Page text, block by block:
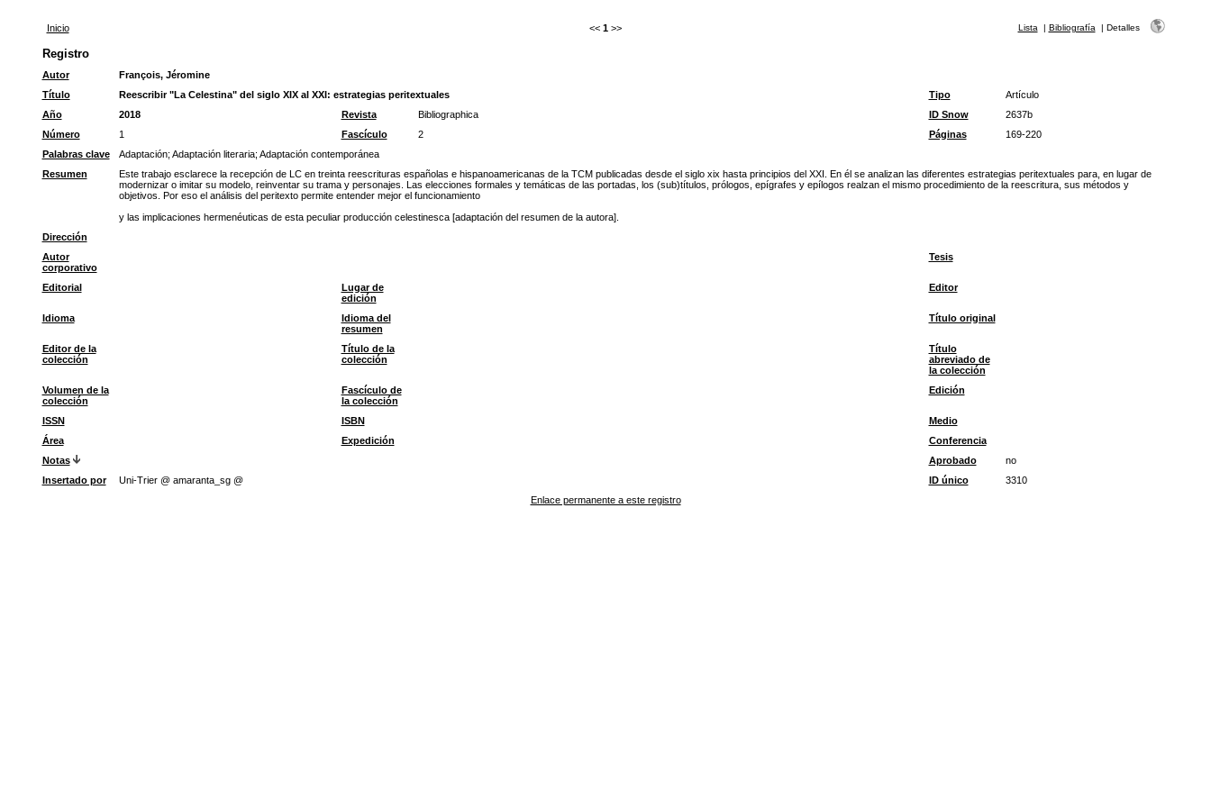
Inicio << 1 >> Lista | Bibliografía | Detalles
Registro
Autor
François, Jéromine
Título
Reescribir "La Celestina" del siglo XIX al XXI: estrategias peritextuales Tipo
Artículo
Año
2018 Revista Bibliographica ID Snow
2637b
Número
1 Fascículo 2 Páginas
169-220
Palabras clave
Adaptación; Adaptación literaria; Adaptación contemporánea
Resumen
Este trabajo esclarece la recepción de LC en treinta reescrituras españolas e hispanoamericanas de la TCM publicadas desde el siglo xix hasta principios del XXI. En él se analizan las diferentes estrategias peritextuales para, en lugar de
modernizar o imitar su modelo, reinventar su trama y personajes. Las elecciones formales y temáticas de las portadas, los (sub)títulos, prólogos, epígrafes y epílogos realzan el mismo procedimiento de la reescritura, sus métodos y
objetivos. Por eso el análisis del peritexto permite entender mejor el funcionamiento
y las implicaciones hermenéuticas de esta peculiar producción celestinesca [adaptación del resumen de la autora].
Dirección
Autor
corporativo
Tesis
Editorial
Lugar de
edición
Editor
Idioma
Idioma del
resumen
Título original
Editor de la
colección
Título de la
colección
Título
abreviado de
la colección
Volumen de la
colección
Fascículo de
la colección
Edición
ISSN ISBN
Medio
Área
Expedición
Conferencia
Notas
Aprobado
no
Insertado por
Uni-Trier @ amaranta_sg @ ID único
3310
Enlace permanente a este registro